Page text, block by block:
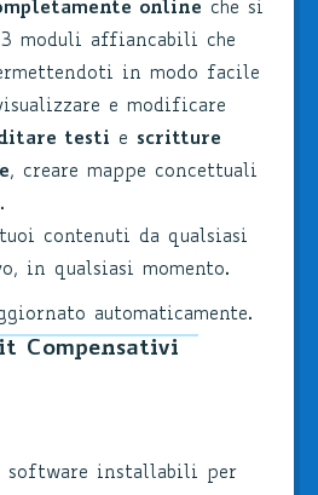
online che si
moduli affiancabili che
in modo facile
e modificare
testi e scritture
, creare mappe concettuali
contenuti da qualsiasi
in qualsiasi momento.
automaticamente.
Compensativi
software installabili per